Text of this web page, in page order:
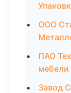
ООО
ПАО
мебели
Завод